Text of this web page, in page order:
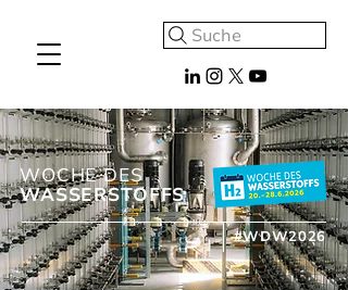
Suche
WOCHE DES
WASSERSTOFFS
#WDW2026